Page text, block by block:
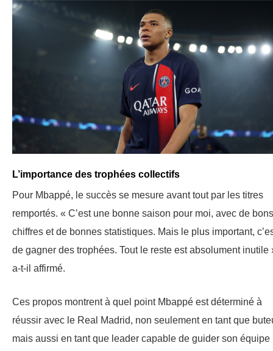
L’importance des trophées collectifs
Pour Mbappé, le succès se mesure avant tout par les titres
remportés. « C’est une bonne saison pour moi, avec de bons
chiffres et de bonnes statistiques. Mais le plus important,
de gagner des trophées. Tout le reste est absolument inutile
a-t-il affirmé.
Ces propos montrent à quel point Mbappé est déterminé à
réussir avec le Real Madrid, non seulement en tant que
mais aussi en tant que leader capable de guider son équipe